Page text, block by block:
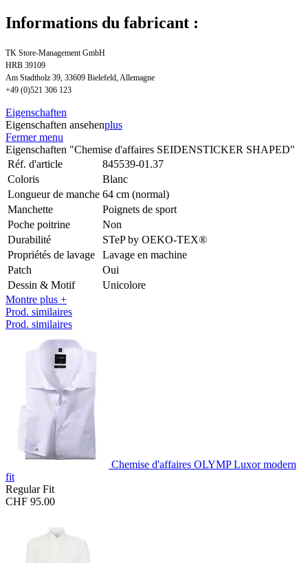
Informations du fabricant :
TK Store-Management GmbH
HRB 39109
Am Stadtholz 39, 33609 Bielefeld, Allemagne
+49 (0)521 306 123
Eigenschaften
Eigenschaften ansehenplus
Fermer menu
Eigenschaften "Chemise d'affaires SEIDENSTICKER SHAPED"
Réf. d'article
845539-01.37
Coloris
Blanc
Longueur de manche 64 cm (normal)
Manchette
Poignets de sport
Poche poitrine
Non
Durabilité
STeP by OEKO-TEX®
Propriétés de lavage
Lavage en machine
Patch
Oui
Dessin & Motif
Unicolore
Montre plus +
Prod. similaires
Prod. similaires
Chemise d'affaires OLYMP Luxor modern
fit
Regular Fit
CHF 95.00